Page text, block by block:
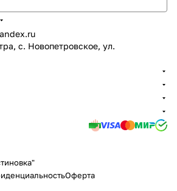
с. Новопетровское, ул.
Оферта